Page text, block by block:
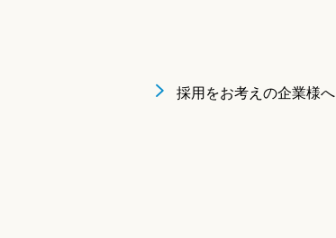
採用をお考えの企業様へ